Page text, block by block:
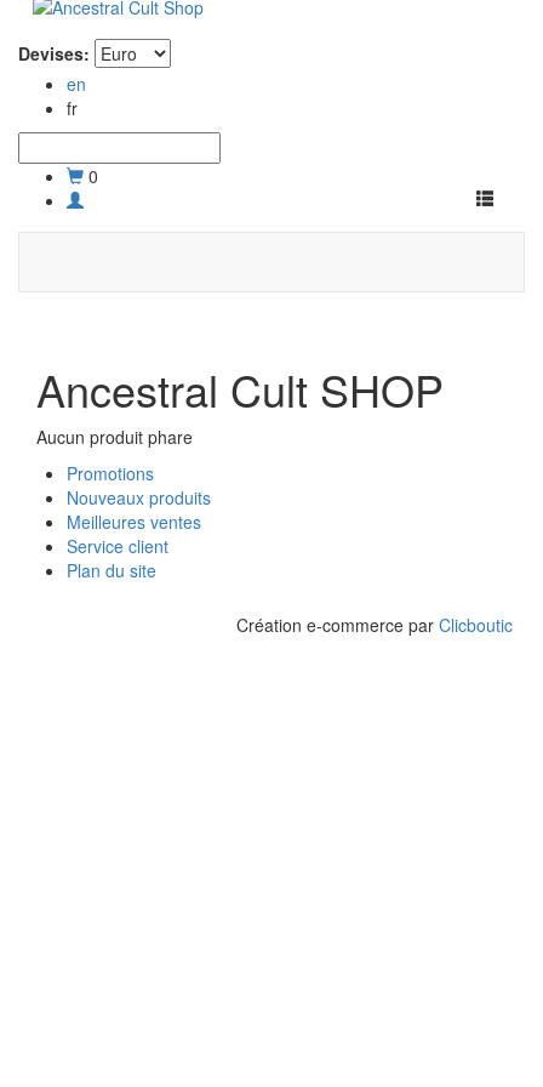
Devises:
en
fr
0
Toggle
Ancestral Cult SHOP
Aucun produit phare
Promotions
Nouveaux produits
Meilleures ventes
Service client
Plan du site
Création e-commerce par Clicboutic